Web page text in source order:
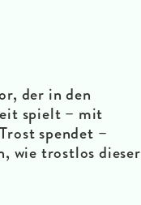
der in den
spielt – mit
spendet –
wie trostlos dieser